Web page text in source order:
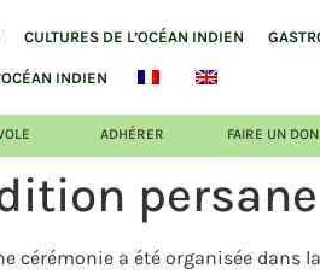
CULTURES DE L’OCÉAN INDIEN
INDIEN
ADHÉRER FAIRE UN DON
a été organisée dans